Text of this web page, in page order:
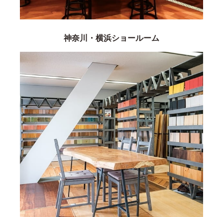
神奈川・横浜ショールーム